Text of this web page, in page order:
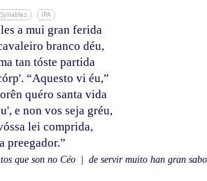
Syllables IPA
a mui gran ferida
branco déu,
tan tóste partida
“Aquesto vi éu,”
quéro santa vida
e non vos seja gréu,
lei comprida,
preegador.”
que son no Céo de servir muito han gran